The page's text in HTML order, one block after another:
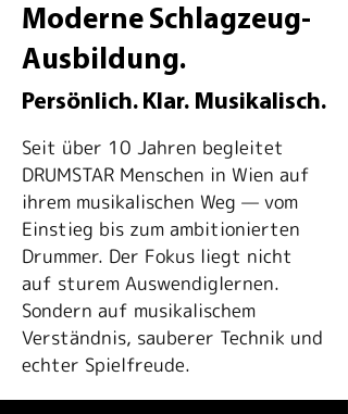
Moderne Schlagzeug-
Ausbildung.
Persönlich. Klar. Musikalisch.
Seit über 10 Jahren begleitet
DRUMSTAR Menschen in Wien auf
ihrem musikalischen Weg — vom
Einstieg bis zum ambitionierten
Drummer. Der Fokus liegt nicht
auf sturem Auswendiglernen.
Sondern auf musikalischem
Verständnis, sauberer Technik und
echter Spielfreude.